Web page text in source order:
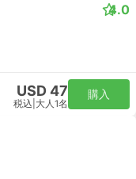
4.0
USD 47
税込 大人1名
購入